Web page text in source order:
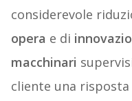
considerevole
opera e di
macchinari
cliente una